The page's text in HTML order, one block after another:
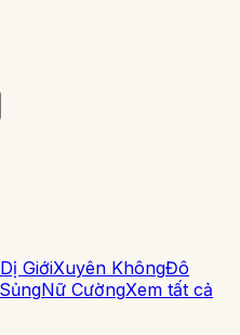
Dị GiớiXuyên KhôngĐô
SủngNữ CườngXem tất cả